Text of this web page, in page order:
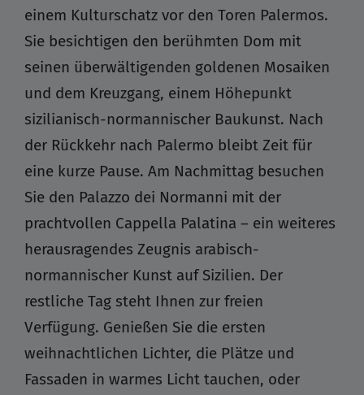
einem Kulturschatz vor den Toren Palermos.
Sie besichtigen den berühmten Dom mit
seinen überwältigenden goldenen Mosaiken
und dem Kreuzgang, einem Höhepunkt
sizilianisch-normannischer Baukunst. Nach
der Rückkehr nach Palermo bleibt Zeit für
eine kurze Pause. Am Nachmittag besuchen
Sie den Palazzo dei Normanni mit der
prachtvollen Cappella Palatina – ein weiteres
herausragendes Zeugnis arabisch-
normannischer Kunst auf Sizilien. Der
restliche Tag steht Ihnen zur freien
Verfügung. Genießen Sie die ersten
weihnachtlichen Lichter, die Plätze und
Fassaden in warmes Licht tauchen, oder